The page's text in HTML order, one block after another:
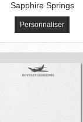
Sapphire Springs
Personnaliser